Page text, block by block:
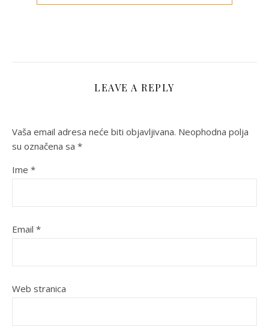
LEAVE A REPLY
Vaša email adresa neće biti objavljivana. Neophodna polja
su označena sa *
Ime *
Email *
Web stranica